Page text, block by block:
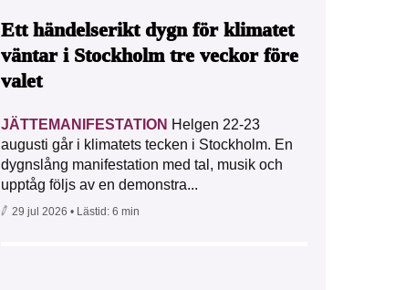
Ett händelserikt dygn för klimatet
väntar i Stockholm tre veckor före
valet
JÄTTEMANIFESTATION Helgen 22-23
augusti går i klimatets tecken i Stockholm. En
dygnslång manifestation med tal, musik och
upptåg följs av en demonstra...
29 jul 2026 • Lästid: 6 min